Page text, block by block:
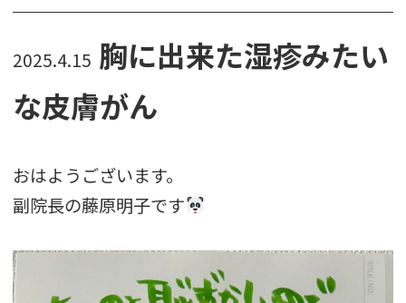
2025.4.15 胸に出来た湿疹みたい
な皮膚がん
おはようございます。
副院長の藤原明子です